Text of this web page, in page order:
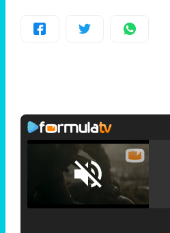
Unmute
Loaded
25.30%